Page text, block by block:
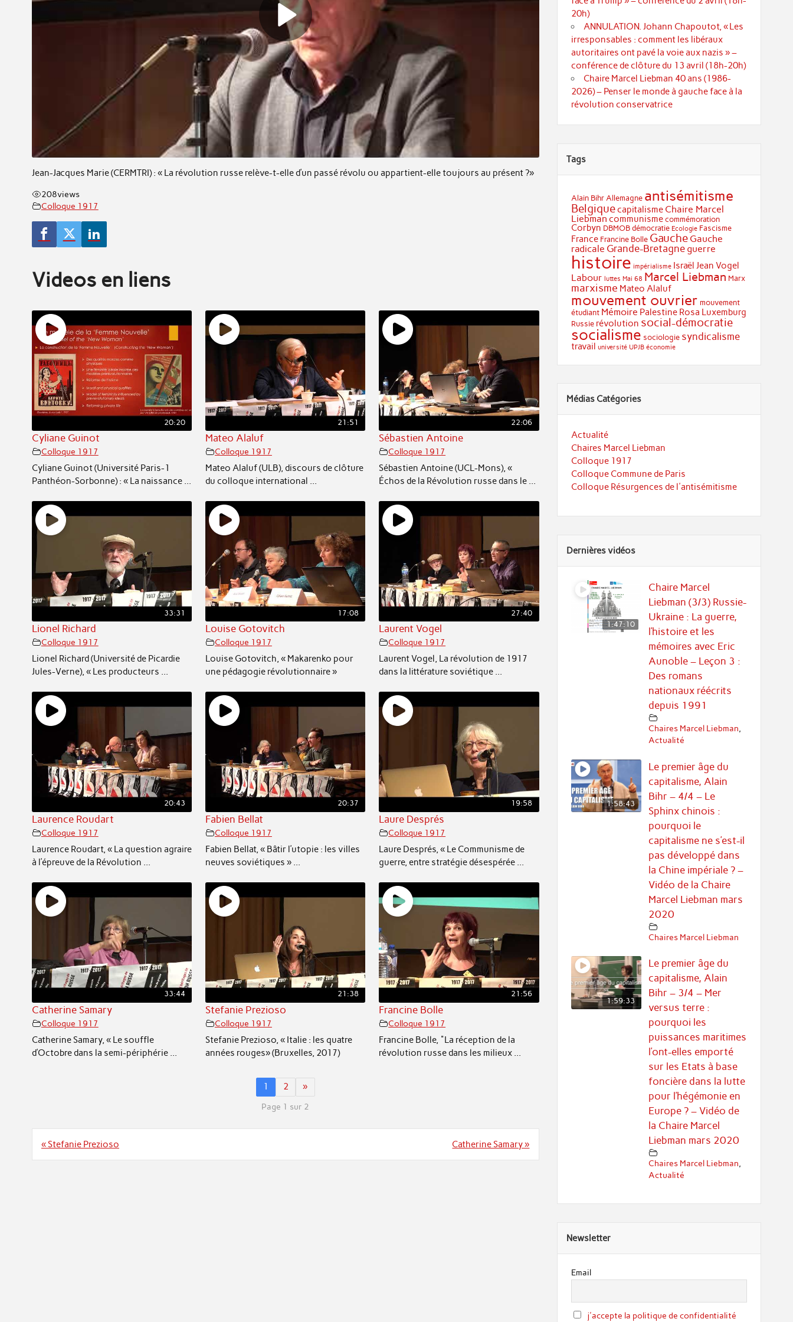
Jean-Jacques Marie (CERMTRI) : « La révolution russe relève-t-elle d’un passé révolu ou appartient-elle toujours au présent ?»
208views
Colloque 1917
Videos en liens
20:20
Cyliane Guinot
Colloque 1917
Cyliane Guinot (Université Paris-1
Panthéon-Sorbonne) : « La naissance ...
21:51
Mateo Alaluf
Colloque 1917
Mateo Alaluf (ULB), discours de clôture
du colloque international ...
22:06
Sébastien Antoine
Colloque 1917
Sébastien Antoine (UCL-Mons), «
Échos de la Révolution russe dans le ...
33:31
Lionel Richard
Colloque 1917
Lionel Richard (Université de Picardie
Jules-Verne), « Les producteurs ...
17:08
Louise Gotovitch
Colloque 1917
Louise Gotovitch, « Makarenko pour
une pédagogie révolutionnaire »
27:40
Laurent Vogel
Colloque 1917
Laurent Vogel, La révolution de 1917
dans la littérature soviétique ...
20:43
Laurence Roudart
Colloque 1917
Laurence Roudart, « La question agraire
à l’épreuve de la Révolution ...
20:37
Fabien Bellat
Colloque 1917
Fabien Bellat, « Bâtir l’utopie : les villes
neuves soviétiques » ...
19:58
Laure Després
Colloque 1917
Laure Després, « Le Communisme de
guerre, entre stratégie désespérée ...
33:44
Catherine Samary
Colloque 1917
Catherine Samary, « Le souffle
d’Octobre dans la semi-périphérie ...
21:38
Stefanie Prezioso
Colloque 1917
Stefanie Prezioso, « Italie : les quatre
années rouges» (Bruxelles, 2017)
21:56
Francine Bolle
Colloque 1917
Francine Bolle, "La réception de la
révolution russe dans les milieux ...
1 2 »
Page 1 sur 2
Navigation
« Stefanie Prezioso Catherine Samary »
20h)
ANNULATION. Johann Chapoutot, « Les
irresponsables : comment les libéraux
autoritaires ont pavé la voie aux nazis » –
conférence de clôture du 13 avril (18h-20h)
Chaire Marcel Liebman 40 ans (1986-
2026) – Penser le monde à gauche face à la
révolution conservatrice
Tags
Alain Bihr Allemagne antisémitisme
Belgiquecapitalisme Chaire Marcel
Liebman communisme commémoration
Corbyn DBMOB démocratie Ecologie Fascisme
France Francine Bolle Gauche Gauche
radicale Grande-Bretagne guerre
histoire impérialisme Israël Jean Vogel
Labour luttes Mai 68 Marcel Liebman Marx
marxisme Mateo Alaluf
mouvement ouvrier mouvement
étudiant Mémoire Palestine Rosa Luxemburg
Russie révolution social-démocratie
socialisme sociologie syndicalisme
travail université UPJB économie
Médias Catégories
Actualité
Chaires Marcel Liebman
Colloque 1917
Colloque Commune de Paris
Colloque Résurgences de l'antisémitisme
Dernières vidéos
1:47:10
Chaire Marcel
Liebman (3/3) Russie-
Ukraine : La guerre,
l’histoire et les
mémoires avec Eric
Aunoble – Leçon 3 :
Des romans
nationaux réécrits
depuis 1991
Chaires Marcel Liebman
Actualité
1:58:43
Le premier âge du
capitalisme, Alain
Bihr – 4/4 – Le
Sphinx chinois :
pourquoi le
capitalisme ne s’est-il
pas développé dans
la Chine impériale ? –
Vidéo de la Chaire
Marcel Liebman mars
2020
Chaires Marcel Liebman
1:59:33
Le premier âge du
capitalisme, Alain
Bihr – 3/4 – Mer
versus terre :
pourquoi les
puissances maritimes
l’ont-elles emporté
sur les Etats à base
foncière dans la lutte
pour l’hégémonie en
Europe ? – Vidéo de
la Chaire Marcel
Liebman mars 2020
Chaires Marcel Liebman,
Actualité
Newsletter
Email
j'accepte la politique de confidentialité